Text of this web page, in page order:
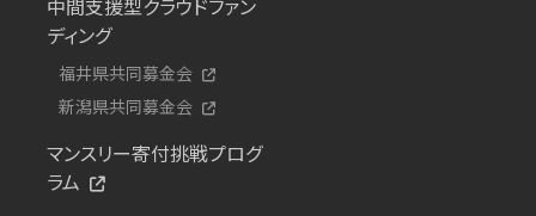
ディング
福井県共同募金会
新潟県共同募金会
マンスリー寄付挑戦プログ
ラム